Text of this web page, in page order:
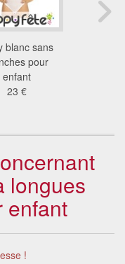
blanc sans
pour
enfant
23 €
longues
enfant
!